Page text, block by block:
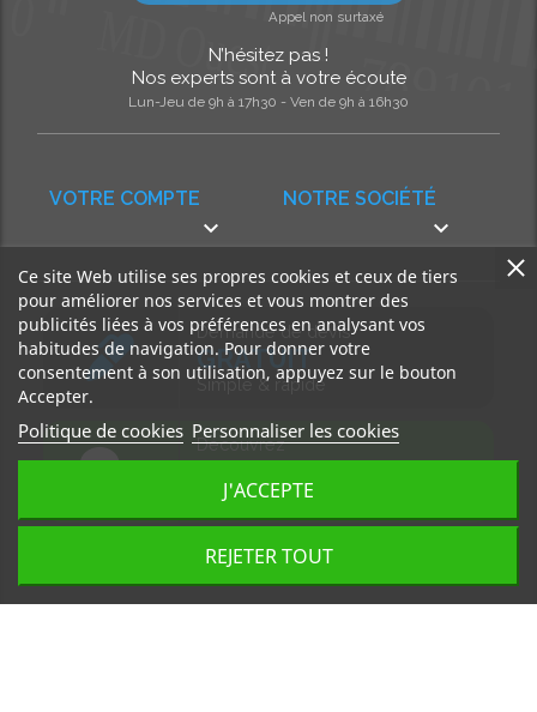
NOTRE SOCIÉTÉ

VOTRE COMPTE

Appel non surtaxé
N’hésitez pas !
Nos experts sont à votre écoute
Lun-Jeu de 9h à 17h30 - Ven de 9h à 16h30
Demande de devis
GRATUIT
Simple & rapide
Découvrez
Accédez à nos articles
Ce site Web utilise ses propres cookies et ceux de tiers
pour améliorer nos services et vous montrer des
publicités liées à vos préférences en analysant vos
habitudes de navigation. Pour donner votre
consentement à son utilisation, appuyez sur le bouton
Accepter.
Politique de cookies Personnaliser les cookies
REJETER TOUT
J'ACCEPTE
Tous droits réservés, MD Ouest © 2026